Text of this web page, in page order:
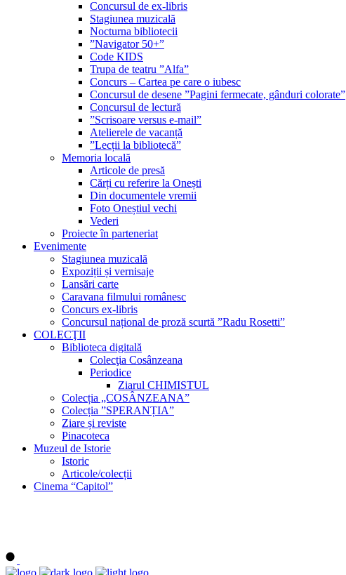
Concursul de ex-libris
Stagiunea muzicală
Nocturna bibliotecii
”Navigator 50+”
Code KIDS
Trupa de teatru ”Alfa”
Concurs – Cartea pe care o iubesc
Concursul de desene ”Pagini fermecate, gânduri colorate”
Concursul de lectură
”Scrisoare versus e-mail”
Atelierele de vacanță
”Lecții la bibliotecă”
Memoria locală
Articole de presă
Cărți cu referire la Onești
Din documentele vremii
Foto Oneștiul vechi
Vederi
Proiecte în parteneriat
Evenimente
Stagiunea muzicală
Expoziții și vernisaje
Lansări carte
Caravana filmului românesc
Concurs ex-libris
Concursul național de proză scurtă ”Radu Rosetti”
COLECŢII
Biblioteca digitală
Colecţia Cosânzeana
Periodice
Ziarul CHIMISTUL
Colecția „COSÂNZEANA”
Colecția ”SPERANȚIA”
Ziare și reviste
Pinacoteca
Muzeul de Istorie
Istoric
Articole/colecții
Cinema “Capitol”